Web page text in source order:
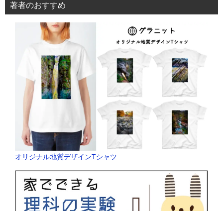
著者のおすすめ
オリジナル地質デザインTシャツ